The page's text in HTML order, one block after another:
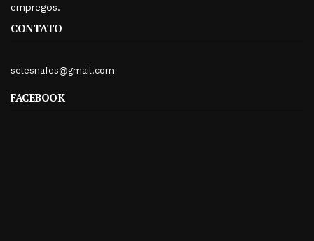
empregos.
CONTATO
selesnafes@gmail.com
FACEBOOK